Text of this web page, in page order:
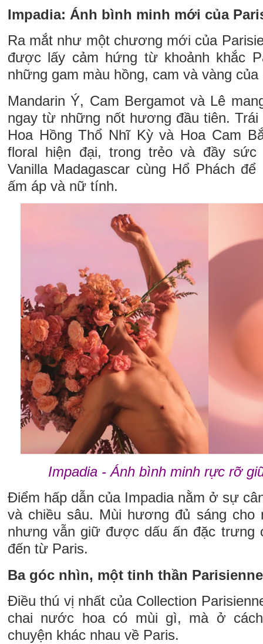
Impadia: Ánh bình minh mới của
Ra mắt như một chương mới của
được lấy cảm hứng từ khoảnh khắc
những gam màu hồng, cam và vàng
Mandarin Ý, Cam Bergamot và Lê
ngay từ những nốt hương đầu tiên. Trái
Hoa Hồng Thổ Nhĩ Kỳ và Hoa Cam
floral hiện đại, trong trẻo và đầy sức
Vanilla Madagascar cùng Hổ Phách
ấm áp và nữ tính.
Impadia - Ánh bình minh rực rỡ
Điểm hấp dẫn của Impadia nằm ở sự
và chiều sâu. Mùi hương đủ sáng cho
nhưng vẫn giữ được dấu ấn đặc trưng
đến từ Paris.
Ba góc nhìn, một tinh thần Parisienne
Điều thú vị nhất của Collection
chai nước hoa có mùi gì, mà ở
chuyện khác nhau về Paris.